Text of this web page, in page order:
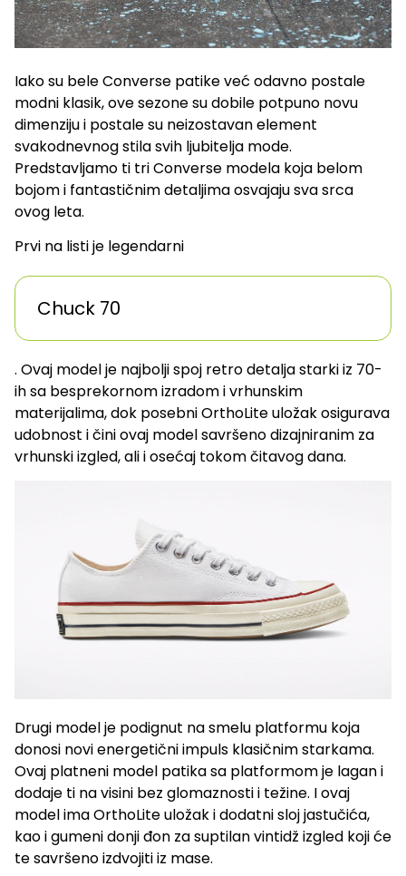
Iako su bele Converse patike već odavno postale
modni klasik, ove sezone su dobile potpuno novu
dimenziju i postale su neizostavan element
svakodnevnog stila svih ljubitelja mode.
Predstavljamo ti tri Converse modela koja belom
bojom i fantastičnim detaljima osvajaju sva srca
ovog leta.
Prvi na listi je legendarni
Chuck 70
. Ovaj model je najbolji spoj retro detalja starki iz 70-
ih sa besprekornom izradom i vrhunskim
materijalima, dok posebni OrthoLite uložak osigurava
udobnost i čini ovaj model savršeno dizajniranim za
vrhunski izgled, ali i osećaj tokom čitavog dana.
Drugi model je podignut na smelu platformu koja
donosi novi energetični impuls klasičnim starkama.
Ovaj platneni model patika sa platformom je lagan i
dodaje ti na visini bez glomaznosti i težine. I ovaj
model ima OrthoLite uložak i dodatni sloj jastučića,
kao i gumeni donji đon za suptilan vintidž izgled koji će
te savršeno izdvojiti iz mase.